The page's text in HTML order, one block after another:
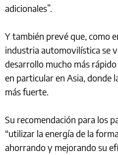
adicionales”.
Y también prevé que, como
industria automovilística se
desarrollo mucho más
en particular en Asia, donde
más fuerte.
Su recomendación para los
“utilizar la energía de la
ahorrando y mejorando su